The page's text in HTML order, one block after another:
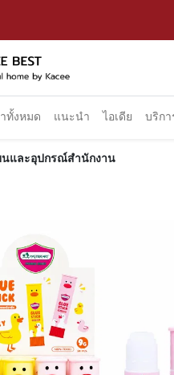
ทั้งหมด แนะนำ ไอเดีย บริก
นและอุปกรณ์สำนักงาน